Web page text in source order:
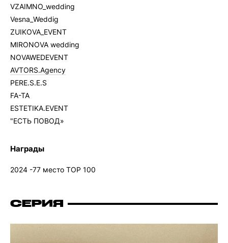
VZAIMNO_wedding
Vesna_Weddig
ZUIKOVA_EVENT
MIRONOVA wedding
NOVAWEDEVENT
AVTORS.Agency
PERE.S.E.S
FA-TA
ESTETIKA.EVENT
"ЕСТЬ ПОВОД»
Награды
2024 -77 место TOP 100
СЕРИЯ